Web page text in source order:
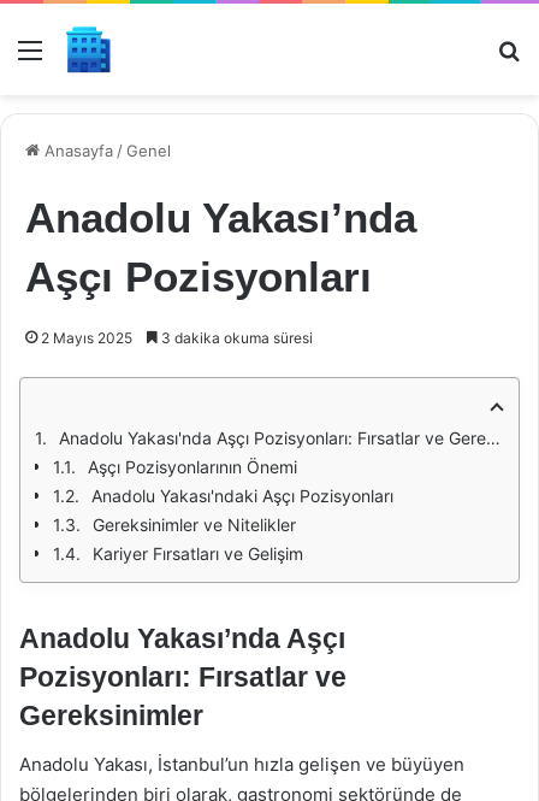
Menü
Anasayfa /Genel
Anadolu Yakası’nda
Aşçı Pozisyonları
2 Mayıs 2025 3 dakika okuma süresi
Anadolu Yakası'nda Aşçı Pozisyonları: Fırsatlar ve Gereksinimler
Aşçı Pozisyonlarının Önemi
Anadolu Yakası'ndaki Aşçı Pozisyonları
Gereksinimler ve Nitelikler
Kariyer Fırsatları ve Gelişim
Anadolu Yakası’nda Aşçı
Pozisyonları: Fırsatlar ve
Gereksinimler
Anadolu Yakası, İstanbul’un hızla gelişen ve büyüyen
bölgelerinden biri olarak, gastronomi sektöründe de